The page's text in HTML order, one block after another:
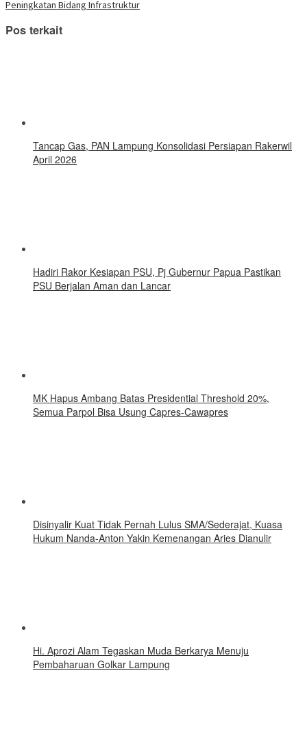
Peningkatan Bidang Infrastruktur
Pos terkait
Tancap Gas, PAN Lampung Konsolidasi Persiapan Rakerwil
April 2026
Hadiri Rakor Kesiapan PSU, Pj Gubernur Papua Pastikan
PSU Berjalan Aman dan Lancar
MK Hapus Ambang Batas Presidential Threshold 20%,
Semua Parpol Bisa Usung Capres-Cawapres
Disinyalir Kuat Tidak Pernah Lulus SMA/Sederajat, Kuasa
Hukum Nanda-Anton Yakin Kemenangan Aries Dianulir
Hi. Aprozi Alam Tegaskan Muda Berkarya Menuju
Pembaharuan Golkar Lampung